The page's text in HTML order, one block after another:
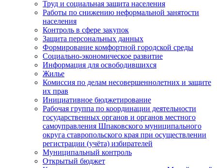
Труд и социальная защита населения
Работы по снижению неформальной занятости
населения
Контроль в сфере закупок
Защита персональных данных
Формирование комфортной городской среды
Социально-экономическое развитие
Информация для освободившихся
Жилье
Комиссия по делам несовершеннолетних и защите
их прав
Инициативное бюджетирование
Рабочая группа по координации деятельности
государственных органов и органов местного
самоуправления Шпаковского муниципального
округа ставропольского края при осуществлении
регистрации (учёта) избирателей
Муниципальный контроль
Открытый бюджет